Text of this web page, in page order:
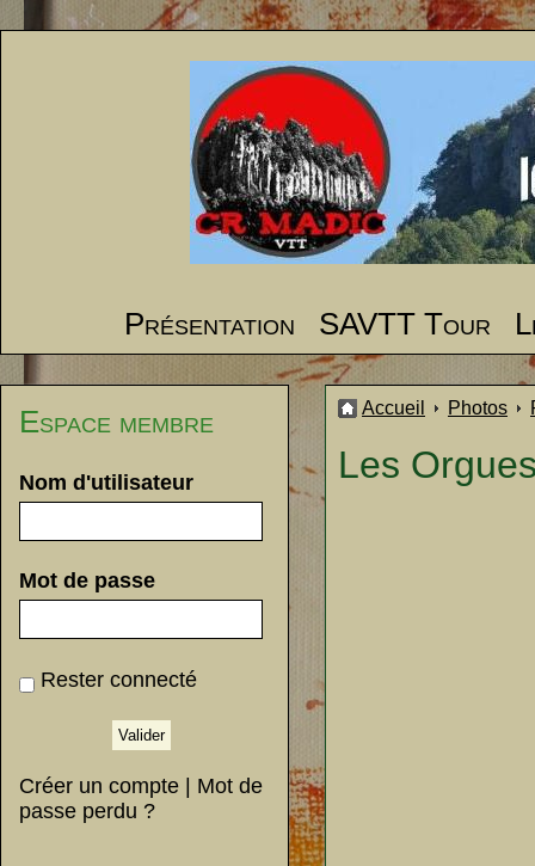
Présentation SAVTT Tour
Espace membre
Nom d'utilisateur
Mot de passe
Rester connecté
Créer un compte
Mot de
passe perdu ?
Accueil Photos
Les